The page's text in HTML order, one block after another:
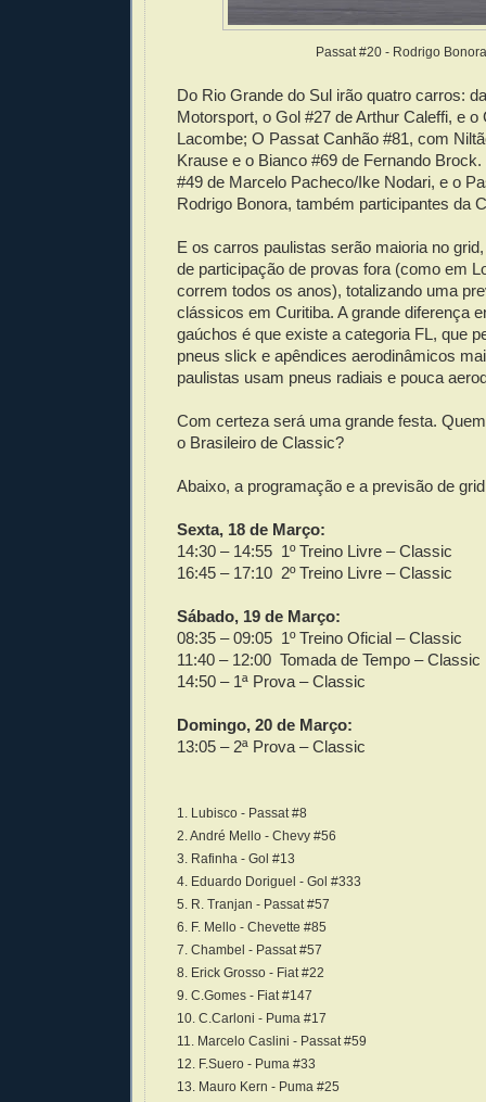
Passat #20 - Rodrigo Bonora
Do Rio Grande do Sul irão quatro carros:
Motorsport, o Gol #27 de Arthur Caleffi, e o
Lacombe; O Passat Canhão #81, com
Krause e o Bianco #69 de Fernando
#49 de Marcelo Pacheco/Ike Nodari, e o
Rodrigo Bonora, também participantes da
E os carros paulistas serão maioria no
de participação de provas fora (como em
correm todos os anos), totalizando uma
clássicos em Curitiba. A grande diferença
gaúchos é que existe a categoria FL, que
pneus slick e apêndices aerodinâmicos
paulistas usam pneus radiais e pouca
Com certeza será uma grande festa.
o Brasileiro de Classic?
Abaixo, a programação e a previsão de
Sexta, 18 de Março:
14:30 – 14:55 1º Treino Livre – Classic
16:45 – 17:10 2º Treino Livre – Classic
Sábado, 19 de Março:
08:35 – 09:05 1º Treino Oficial – Classic
11:40 – 12:00 Tomada de Tempo – Classic
14:50 – 1ª Prova – Classic
Domingo, 20 de Março:
13:05 – 2ª Prova – Classic
1. Lubisco - Passat #8
2. André Mello - Chevy #56
3. Rafinha - Gol #13
4. Eduardo Doriguel - Gol #333
5. R. Tranjan - Passat #57
6. F. Mello - Chevette #85
7. Chambel - Passat #57
8. Erick Grosso - Fiat #22
9. C.Gomes - Fiat #147
10. C.Carloni - Puma #17
11. Marcelo Caslini - Passat #59
12. F.Suero - Puma #33
13. Mauro Kern - Puma #25